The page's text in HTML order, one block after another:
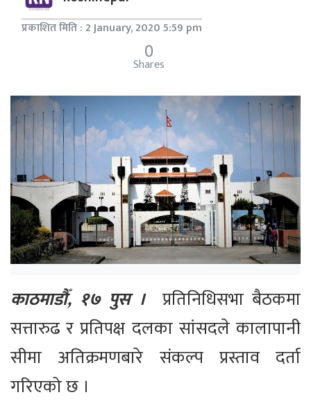
प्रकाशित मिति : 2 January, 2020 5:59 pm
0
Shares
काठमाडौँ, १७ पुस । प्रतिनिधिसभा बैठकमा
सत्तारुढ र प्रतिपक्ष दलका सांसदले कालापानी
सीमा अतिक्रमणबारे संकल्प प्रस्ताव दर्ता
गरिएको छ ।